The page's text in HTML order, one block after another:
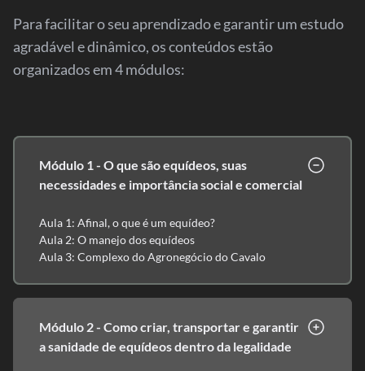
Para facilitar o seu aprendizado e garantir um estudo
agradável e dinâmico, os conteúdos estão
organizados em 4 módulos:
Módulo 1 - O que são equídeos, suas
necessidades e importância social e comercial
Aula 1: Afinal, o que é um equídeo?
Aula 2: O manejo dos equídeos
Aula 3: Complexo do Agronegócio do Cavalo
Módulo 2 - Como criar, transportar e garantir
a sanidade de equídeos dentro da legalidade